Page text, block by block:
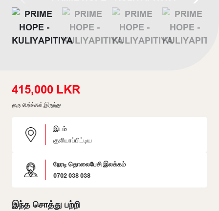
415,000 LKR
ஒரு பேர்ச்சில் இருந்து
இடம்
குளியாப்பிட்டிய
நேரடி தொலைபேசி இலக்கம்
0702 038 038
இந்த சொத்து பற்றி